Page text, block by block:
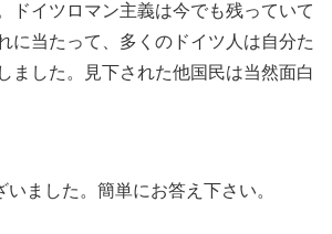
ドイツロマン主義は今でも残っていて
に当たって、多くのドイツ人は自分た
ました。見下された他国民は当然面白
いました。簡単にお答え下さい。